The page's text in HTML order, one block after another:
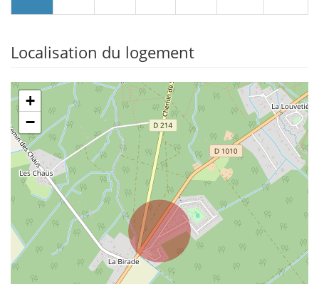
Localisation du logement
+
−